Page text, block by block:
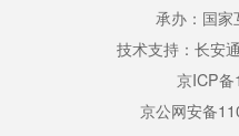
承办：国家
技术支持：长安
京ICP
京公网安备